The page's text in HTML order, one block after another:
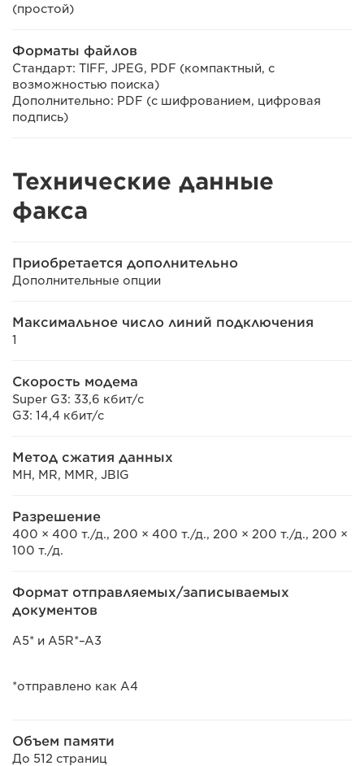
(простой)
Форматы файлов
Стандарт: TIFF, JPEG, PDF (компактный, с
возможностью поиска)
Дополнительно: PDF (с шифрованием, цифровая
подпись)
Технические данные
факса
Приобретается дополнительно
Дополнительные опции
Максимальное число линий подключения
1
Скорость модема
Super G3: 33,6 кбит/с
G3: 14,4 кбит/с
Метод сжатия данных
MH, MR, MMR, JBIG
Разрешение
400 × 400 т./д., 200 × 400 т./д., 200 × 200 т./д., 200 ×
100 т./д.
Формат отправляемых/записываемых
документов
A5* и A5R*–A3
*отправлено как A4
Объем памяти
До 512 страниц